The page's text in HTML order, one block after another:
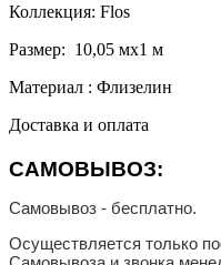
Коллекция: Flos
Размер: 10,05 мx1 м
Материал : Флизелин
Доставка и оплата
САМОВЫВОЗ:
Самовывоз - бесплатно.
Осуществляется только